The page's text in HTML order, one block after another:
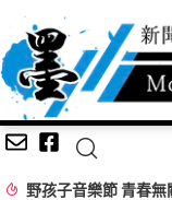
野孩子音樂節 青春